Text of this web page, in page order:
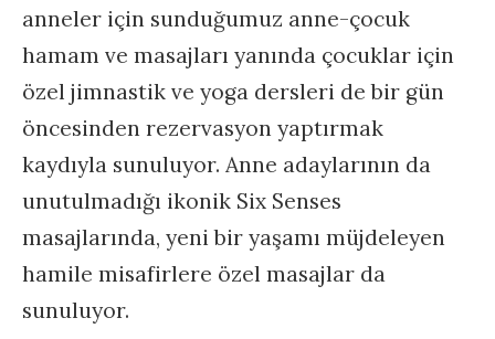
anneler için sunduğumuz anne-çocuk
hamam ve masajları yanında çocuklar için
özel jimnastik ve yoga dersleri de bir gün
öncesinden rezervasyon yaptırmak
kaydıyla sunuluyor. Anne adaylarının da
unutulmadığı ikonik Six Senses
masajlarında, yeni bir yaşamı müjdeleyen
hamile misafirlere özel masajlar da
sunuluyor.